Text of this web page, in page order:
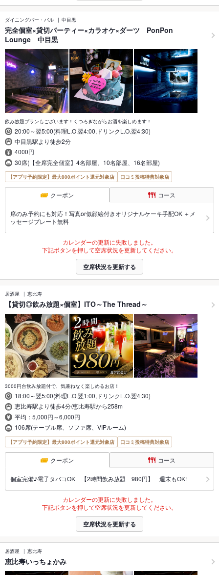
ダイニングバー・バル 中目黒
完全個室×貸切パーティー×カラオケ×ダーツ PonPon
Lounge 中目黒
飲み放題プランもございます！くつろぎながらお酒を楽しめます！
20:00～翌5:00(料理L.O.翌4:00,ドリンクL.O.翌4:30)
中目黒駅より徒歩2分
4000円
30席(【全席完全個室】4名部屋、10名部屋、16名部屋)
【アプリ予約限定】最大800ポイント還元対象店 口コミ投稿特典対象店
クーポン コース
席のみ予約にも対応！写真or似顔絵付きオリジナルケーキ手配OK ＋メ
ッセージプレート無料
カレンダーの更新に失敗しました。
下記ボタンを押して空席状況を更新してください。
空席状況を更新する
居酒屋 恵比寿
【貸切◎飲み放題×個室】ITO～The Thread～
3000円台飲み放題付で、気兼ねなく楽しめるお店！
18:00～翌5:00(料理L.O.翌1:00,ドリンクL.O.翌4:30)
恵比寿駅より徒歩4分/恵比寿駅から258m
平均：5,000円～6,000円
106席(テーブル席、ソファ席、VIPルーム)
【アプリ予約限定】最大800ポイント還元対象店 口コミ投稿特典対象店
クーポン コース
個室完備♪電子タバコOK 【2時間飲み放題 980円】 週末もOK!
カレンダーの更新に失敗しました。
下記ボタンを押して空席状況を更新してください。
空席状況を更新する
居酒屋 恵比寿
恵比寿いっちょかみ